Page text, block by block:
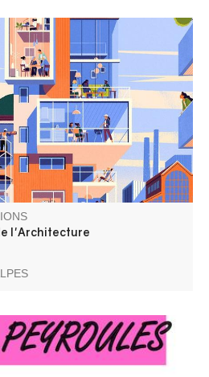
du nouveau siège de la
sur des projets de réhabilitation
vous.
l'Architecture
une double identité pour
les femmes qu’ils